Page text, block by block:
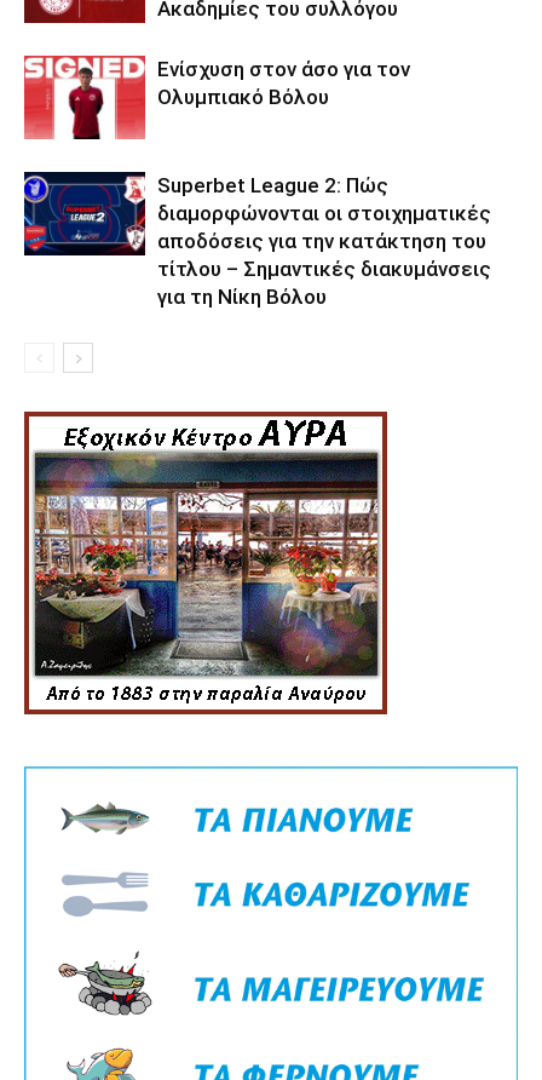
Ακαδημίες του συλλόγου
Ενίσχυση στον άσο για τον
Ολυμπιακό Βόλου
Superbet League 2: Πώς
διαμορφώνονται οι στοιχηματικές
αποδόσεις για την κατάκτηση του
τίτλου – Σημαντικές διακυμάνσεις
για τη Νίκη Βόλου